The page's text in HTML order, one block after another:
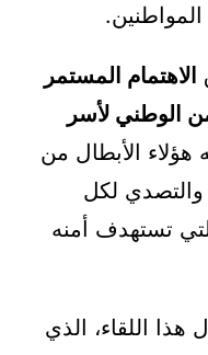
الاهتمام المستمر
الوطني لأسر
هؤلاء الأبطال من
لكل
تستهدف أمنه
اللقاء، الذي